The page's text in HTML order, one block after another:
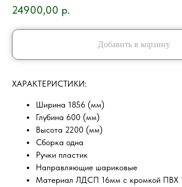
24900,00 р.
Добавить в корзину
ХAРAKТEPИCТИKИ:
Ширина 1856 (мм)
Глубина 600 (мм)
Высота 2200 (мм)
Сборка одна
Ручки пластик
Направляющие шариковые
Материал ЛДСП 16мм с кромкой ПВХ